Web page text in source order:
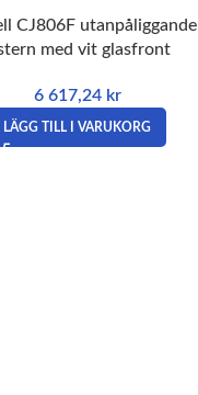
CJ806F utanpåliggande
med vit glasfront
6 617,24 kr
LÄGG TILL I VARUKORG